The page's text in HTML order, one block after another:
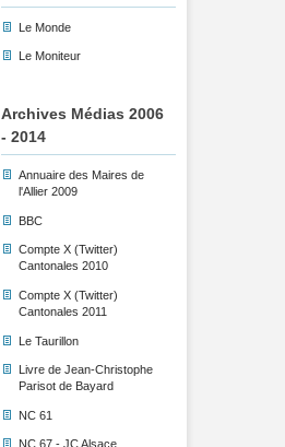
Le Monde
Le Moniteur
Archives Médias 2006
- 2014
Annuaire des Maires de
l'Allier 2009
BBC
Compte X (Twitter)
Cantonales 2010
Compte X (Twitter)
Cantonales 2011
Le Taurillon
Livre de Jean-Christophe
Parisot de Bayard
NC 61
NC 67 - JC Alsace